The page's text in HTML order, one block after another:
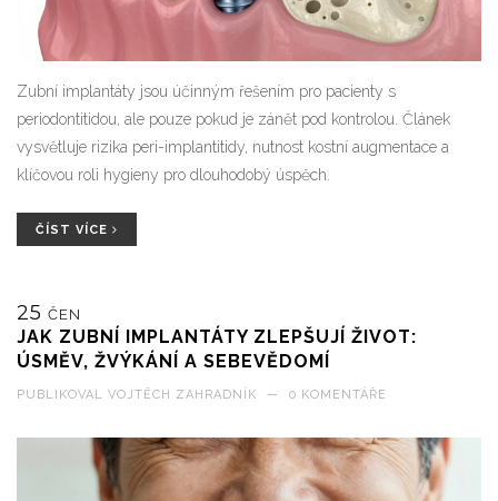
Zubní implantáty jsou účinným řešením pro pacienty s
periodontitidou, ale pouze pokud je zánět pod kontrolou. Článek
vysvětluje rizika peri-implantitidy, nutnost kostní augmentace a
klíčovou roli hygieny pro dlouhodobý úspěch.
ČÍST VÍCE
25 ČEN
JAK ZUBNÍ IMPLANTÁTY ZLEPŠUJÍ ŽIVOT:
ÚSMĚV, ŽVÝKÁNÍ A SEBEVĚDOMÍ
PUBLIKOVAL VOJTĚCH ZAHRADNÍK — 0 KOMENTÁŘE